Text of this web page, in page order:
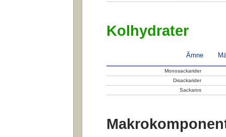
Kolhydrater
Ämne
Monosackarider
Disackarider
Sackaros